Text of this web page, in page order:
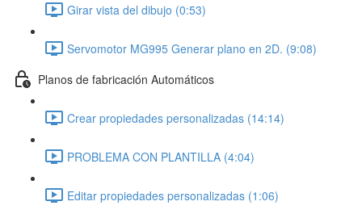
Girar vista del dibujo (0:53)
Servomotor MG995 Generar plano en 2D. (9:08)
Planos de fabricación Automáticos
Crear propiedades personalizadas (14:14)
PROBLEMA CON PLANTILLA (4:04)
Editar propiedades personalizadas (1:06)